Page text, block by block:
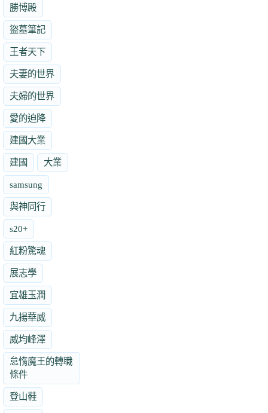
勝博殿
盜墓筆記
王者天下
夫妻的世界
夫婦的世界
愛的迫降
建國大業
建國 大業
samsung
與神同行
s20+
紅粉驚魂
展志學
宜雄玉潤
九揚華威
威均峰澤
怠惰魔王的轉職
條件
登山鞋